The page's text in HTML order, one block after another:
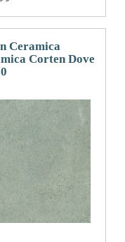
Ceramica
Corten Dove